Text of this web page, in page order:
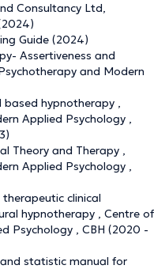
Consultancy Ltd,
Guide (2024)
Assertiveness and
and Modern
based hypnotherapy ,
Applied Psychology ,
Theory and Therapy ,
Applied Psychology ,
clinical
hypnotherapy , Centre of
Psychology , CBH (2020 -
statistic manual for